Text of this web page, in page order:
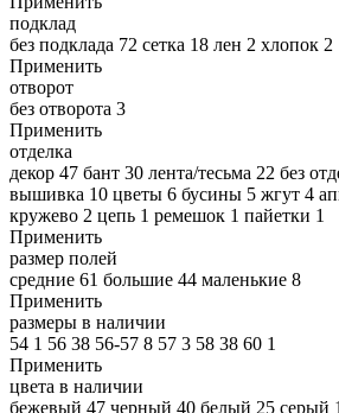
подклад
без подклада 72 сетка 18 лен 2 хлопок 2
Применить
отворот
без отворота 3
Применить
отделка
декор 47 бант 30 лента/тесьма 22 без
вышивка 10 цветы 6 бусины 5 жгут 4
кружево 2 цепь 1 ремешок 1 пайетки 1
Применить
размер полей
средние 61 большие 44 маленькие 8
Применить
размеры в наличии
54 1 56 38 56-57 8 57 3 58 38 60 1
Применить
цвета в наличии
бежевый 47 черный 40 белый 25 серый